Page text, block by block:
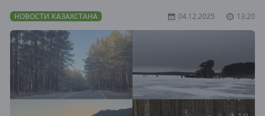
НОВОСТИ КАЗАХСТАНА 04.12.2025 13:20